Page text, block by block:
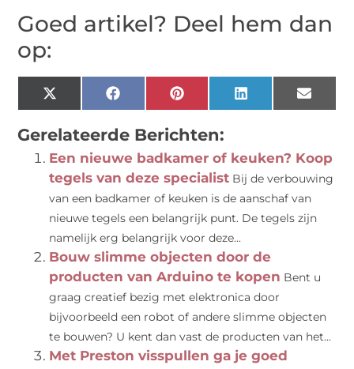
Goed artikel? Deel hem dan
op:
X
(Twitter)
FacebookPinterestLinkedIn Email
Gerelateerde Berichten:
Een nieuwe badkamer of keuken? Koop
tegels van deze specialist Bij de verbouwing
van een badkamer of keuken is de aanschaf van
nieuwe tegels een belangrijk punt. De tegels zijn
namelijk erg belangrijk voor deze...
Bouw slimme objecten door de
producten van Arduino te kopen Bent u
graag creatief bezig met elektronica door
bijvoorbeeld een robot of andere slimme objecten
te bouwen? U kent dan vast de producten van het...
Met Preston visspullen ga je goed